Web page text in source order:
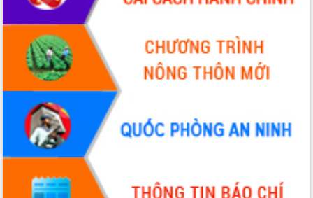
UBND tỉnh họp báo định kỳ tháng 4
năm 2026
Hội thảo khoa học “Giải pháp thúc đẩy
phát triển nền kinh tế xanh tại tỉnh
Đắk Lắk”
Tăng cường giám sát, đôn đốc thực
hiện nhiệm vụ quản lý tài sản công
hàng tuần
Tháo gỡ những vướng mắc, đẩy mạnh
công tác cải cách thủ tục hành chính
tại Trung tâm Phục vụ hành chính
công tỉnh